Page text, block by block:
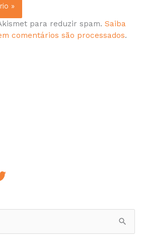
para reduzir spam. Saiba
comentários são processados.
itt